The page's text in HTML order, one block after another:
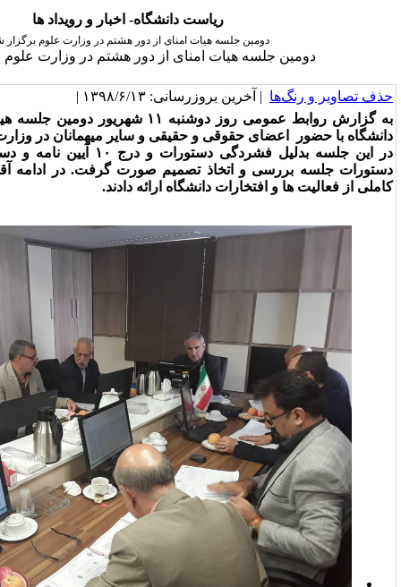
ریاست دانشگاه- اخبار و رویداد ها
جلسه هیات امنای از دور هشتم در وزارت علوم برگزار شد
هیات امنای از دور هشتم در وزارت علوم برگزار شد
بروزرسانی: ۱۳۹۸/۶/۱۳ |
به گزارش روابط عمومی روز دوشنبه ۱۱ شهریور دومین جلسه هیات امنای از دور هشتم
حقوقی و حقیقی و سایر میهمانان در وزارت علوم تشکیل شد.
در این جلسه بدلیل فشردگی دستورات و درج ۱۰ آیین نامه و دستور العمل پیوست ابتدا
و اتخاذ تصمیم صورت گرفت. در ادامه آقای دکتر حبیبی گزارش
دانشگاه ارائه دادند.